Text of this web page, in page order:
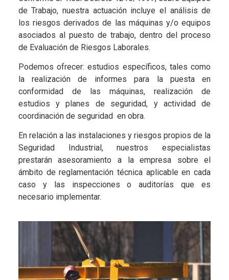
de Trabajo, nuestra actuación incluye el análisis de
los riesgos derivados de las máquinas y/o equipos
asociados al puesto de trabajo, dentro del proceso
de Evaluación de Riesgos Laborales.
Podemos ofrecer: estudios específicos, tales como
la realización de informes para la puesta en
conformidad de las máquinas, realización de
estudios y planes de seguridad, y actividad de
coordinación de seguridad en obra.
En relación a las instalaciones y riesgos propios de la
Seguridad Industrial, nuestros especialistas
prestarán asesoramiento a la empresa sobre el
ámbito de reglamentación técnica aplicable en cada
caso y las inspecciones o auditorías que es
necesario implementar.